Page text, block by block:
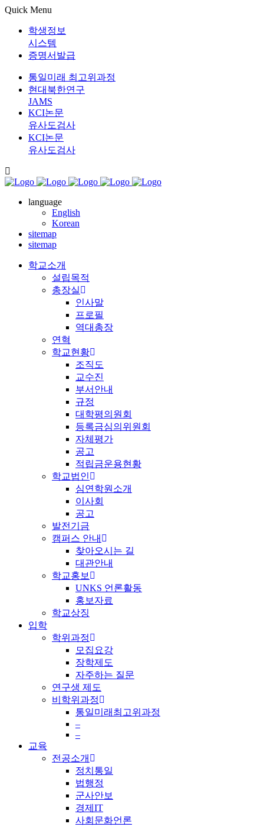
Quick Menu
학생정보
시스템
증명서발급
통일미래 최고위과정
현대북한연구
JAMS
KCI논문
유사도검사
KCI논문
유사도검사
language
English
Korean
sitemap
sitemap
학교소개
설립목적
총장실
인사말
프로필
역대총장
연혁
학교현황
조직도
교수진
부서안내
규정
대학평의원회
등록금심의위원회
자체평가
공고
적립금운용현황
학교법인
심연학원소개
이사회
공고
발전기금
캠퍼스 안내
찾아오시는 길
대관안내
학교홍보
UNKS 언론활동
홍보자료
학교상징
입학
학위과정
모집요강
장학제도
자주하는 질문
연구생 제도
비학위과정
통일미래최고위과정
–
–
교육
전공소개
정치통일
법행정
군사안보
경제IT
사회문화언론